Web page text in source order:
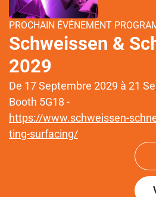
PROCHAIN ÉVÉNEMENT
Schweissen &
2029
De 17 Septembre 2029 à 21
Booth 5G18 -
https://www.schweissen-
ting-surfacing/